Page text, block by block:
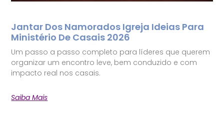
Jantar Dos Namorados Igreja Ideias Para
Ministério De Casais 2026
Um passo a passo completo para líderes que querem
organizar um encontro leve, bem conduzido e com
impacto real nos casais.
Saiba Mais